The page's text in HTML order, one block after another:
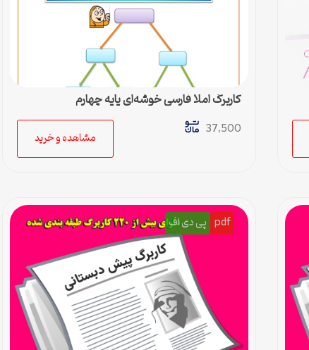
کاربرگ املا فارسی خوشه‌ای پایه چهارم
37,500
مشاهده و خرید
pdf پی دی اف